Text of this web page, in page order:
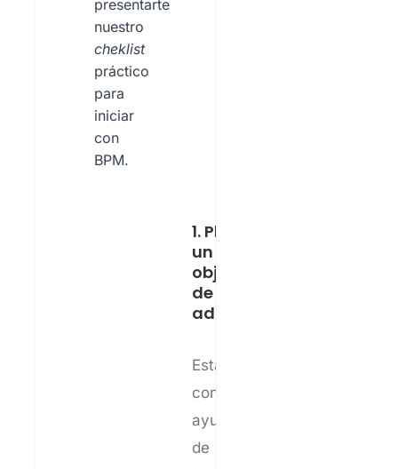
presentarte
nuestro
cheklist
práctico
para
iniciar
con
BPM.
1. Plantea
un
objetivo
de
adopción
Establece
con
ayuda
de